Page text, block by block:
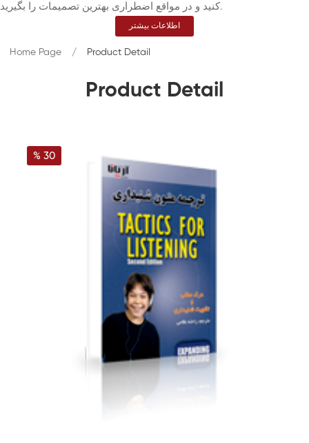
کنید و در مواقع اضطراری بهترین تصمیمات را بگیرید.
اطلاعات بیشتر
Product Detail
Home Page Product Detail
% 30